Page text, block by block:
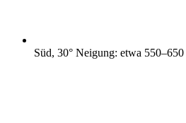
Süd, 30° Neigung: etwa